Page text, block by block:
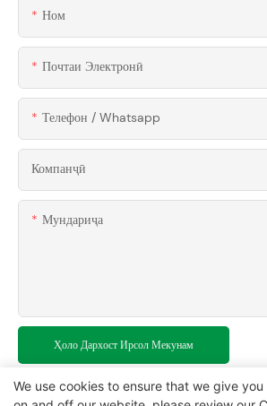
Ном
Почтаи Электронӣ
Телефон / Whatsapp
Компанҷӣ
Мундариҷа
Ҳоло Дархост Ирсол Мекунам
We use cookies to ensure that we give